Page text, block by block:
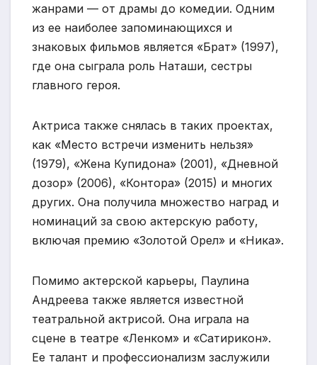
жанрами — от драмы до комедии. Одним
из ее наиболее запоминающихся и
знаковых фильмов является «Брат» (1997),
где она сыграла роль Наташи, сестры
главного героя.
Актриса также снялась в таких проектах,
как «Место встречи изменить нельзя»
(1979), «Жена Купидона» (2001), «Дневной
дозор» (2006), «Контора» (2015) и многих
других. Она получила множество наград и
номинаций за свою актерскую работу,
включая премию «Золотой Орел» и «Ника».
Помимо актерской карьеры, Паулина
Андреева также является известной
театральной актрисой. Она играла на
сцене в театре «Ленком» и «Сатирикон».
Ее талант и профессионализм заслужили